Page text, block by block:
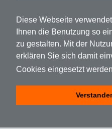
Diese Webseite
Ihnen die Benutzung so
zu gestalten. Mit der
erklären Sie sich damit
Cookies eingesetzt
Kontakt
Datenschutz